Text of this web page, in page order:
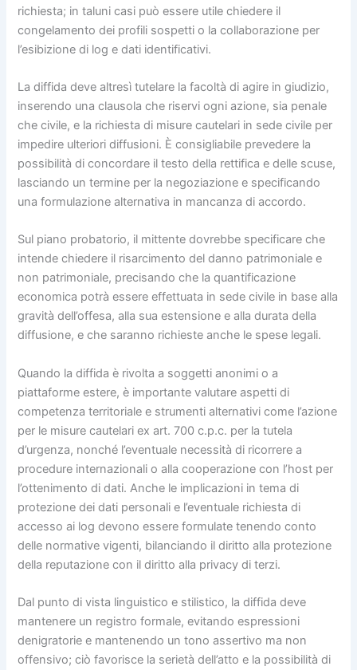
richiesta; in taluni casi può essere utile chiedere il
congelamento dei profili sospetti o la collaborazione per
l’esibizione di log e dati identificativi.
La diffida deve altresì tutelare la facoltà di agire in giudizio,
inserendo una clausola che riservi ogni azione, sia penale
che civile, e la richiesta di misure cautelari in sede civile per
impedire ulteriori diffusioni. È consigliabile prevedere la
possibilità di concordare il testo della rettifica e delle scuse,
lasciando un termine per la negoziazione e specificando
una formulazione alternativa in mancanza di accordo.
Sul piano probatorio, il mittente dovrebbe specificare che
intende chiedere il risarcimento del danno patrimoniale e
non patrimoniale, precisando che la quantificazione
economica potrà essere effettuata in sede civile in base alla
gravità dell’offesa, alla sua estensione e alla durata della
diffusione, e che saranno richieste anche le spese legali.
Quando la diffida è rivolta a soggetti anonimi o a
piattaforme estere, è importante valutare aspetti di
competenza territoriale e strumenti alternativi come l’azione
per le misure cautelari ex art. 700 c.p.c. per la tutela
d’urgenza, nonché l’eventuale necessità di ricorrere a
procedure internazionali o alla cooperazione con l’host per
l’ottenimento di dati. Anche le implicazioni in tema di
protezione dei dati personali e l’eventuale richiesta di
accesso ai log devono essere formulate tenendo conto
delle normative vigenti, bilanciando il diritto alla protezione
della reputazione con il diritto alla privacy di terzi.
Dal punto di vista linguistico e stilistico, la diffida deve
mantenere un registro formale, evitando espressioni
denigratorie e mantenendo un tono assertivo ma non
offensivo; ciò favorisce la serietà dell’atto e la possibilità di